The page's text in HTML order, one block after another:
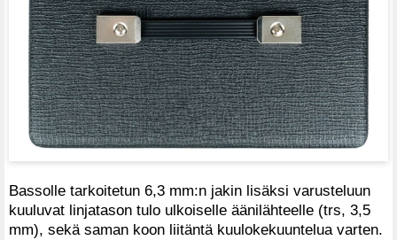
Bassolle tarkoitetun 6,3 mm:n jakin lisäksi varusteluun
kuuluvat linjatason tulo ulkoiselle äänilähteelle (trs, 3,5
mm), sekä saman koon liitäntä kuulokekuuntelua varten.